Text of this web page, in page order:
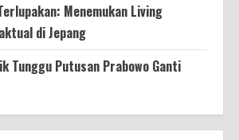
Menemukan Living
di Jepang
Tunggu Putusan Prabowo Ganti